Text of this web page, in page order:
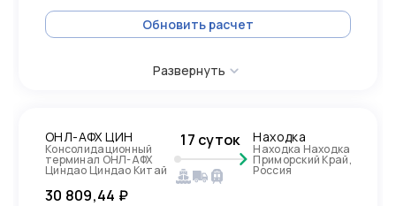
Обновить расчет
Развернуть
ОНЛ-АФХ ЦИН
Консолидационный
терминал ОНЛ-АФХ
Циндао Циндао Китай
17 суток Находка
Находка Находка
Приморский Край,
Россия
30 809,44 ₽